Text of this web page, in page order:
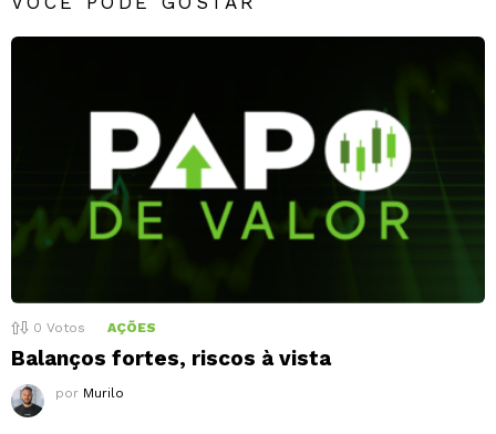
0 Votos AÇÕES
Balanços fortes, riscos à vista
por Murilo